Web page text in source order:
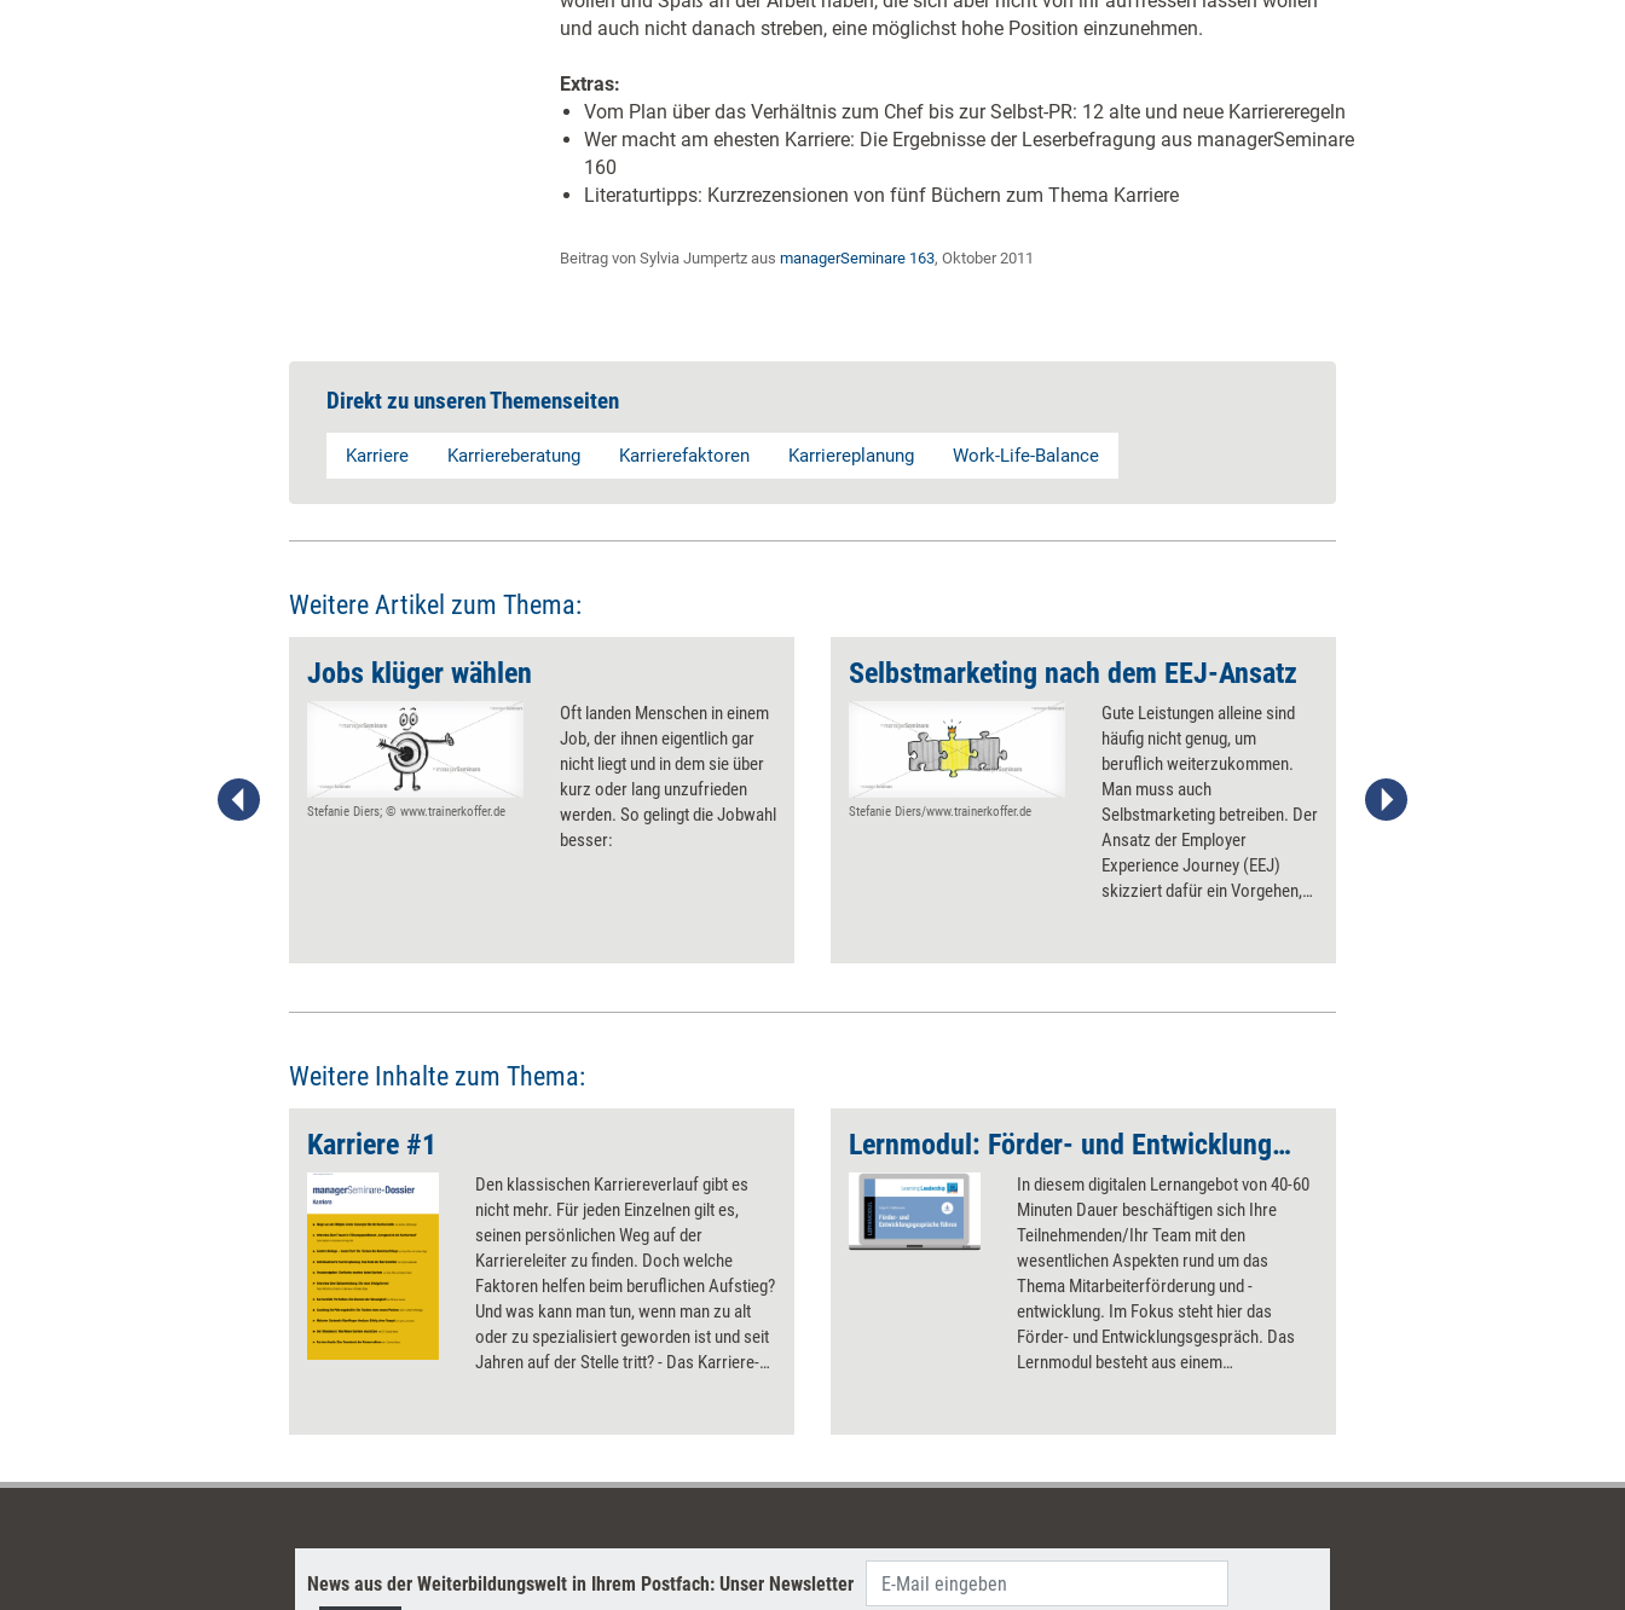
und auch nicht danach streben, eine möglichst hohe Position einzunehmen.
Extras:
Vom Plan über das Verhältnis zum Chef bis zur Selbst-PR: 12 alte und neue Karriereregeln
Wer macht am ehesten Karriere: Die Ergebnisse der Leserbefragung aus managerSeminare
160
Literaturtipps: Kurzrezensionen von fünf Büchern zum Thema Karriere
Beitrag von Sylvia Jumpertz aus managerSeminare 163, Oktober 2011
Direkt zu unseren Themenseiten
Karriere Karriereberatung Karrierefaktoren Karriereplanung Work-Life-Balance
Weitere Artikel zum Thema:
Weg für sie denn nun der beste
Jobs klüger wählen
Stefanie Diers; © www.trainerkoffer.de
Oft landen Menschen in einem
Job, der ihnen eigentlich gar
nicht liegt und in dem sie über
kurz oder lang ­unzufrieden
werden. So gelingt die Jobwahl
besser:
Selbstmarketing nach dem EEJ-Ansatz
Stefanie Diers/www.trainerkoffer.de
Gute Leistungen alleine sind
häufig nicht genug, um
beruflich weiterzukommen.
Man muss auch
Selbstmarketing betreiben. Der
Ansatz der Employer
Experience Journey (EEJ)
skizziert dafür ein Vorgehen,
nächsten Chefin oder des
orientiert.
complize/photocase.de
Weitere Inhalte zum Thema:
Karriere #1
Den klassischen Karriereverlauf gibt es
nicht mehr. Für jeden Einzelnen gilt es,
seinen persönlichen Weg auf der
Karriereleiter zu finden. Doch welche
Faktoren helfen beim beruflichen Aufstieg?
Und was kann man tun, wenn man zu alt
oder zu spezialisiert geworden ist und seit
Jahren auf der Stelle tritt? - Das Karriere-
Erfolgsrezepte unter die Lupe und sucht
Lernmodul: Förder- und Entwicklungsgespräche führen
In diesem digitalen Lernangebot von 40-60
Minuten Dauer beschäftigen sich Ihre
Teilnehmenden/Ihr Team mit den
wesentlichen Aspekten rund um das
Thema Mitarbeiterförderung und -
entwicklung. Im Fokus steht hier das
Förder- und Entwicklungsgespräch. Das
Lernmodul besteht aus einem
Erklärfilm, editierbare Formularvorlagen
Lernüberprüfung in Form von kurzen
Trainings, Seminare oder als Selbstlern-
News aus der Weiterbildungswelt in Ihrem Postfach: Unser Newsletter